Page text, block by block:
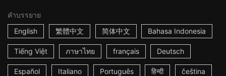
คำบรรยาย
English
繁體中文 简体中文 Bahasa Indonesia
Tiếng Việt ภาษาไทย français Deutsch
Español Italiano Português हिन्दी čeština